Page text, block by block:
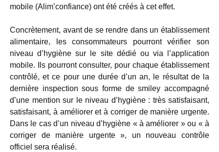
mobile (Alim’confiance) ont été créés à cet effet.
Concrètement, avant de se rendre dans un établissement
alimentaire, les consommateurs pourront vérifier son
niveau d’hygiène sur le site dédié ou via l’application
mobile. Ils pourront consulter, pour chaque établissement
contrôlé, et ce pour une durée d’un an, le résultat de la
dernière inspection sous forme de smiley accompagné
d’une mention sur le niveau d’hygiène : très satisfaisant,
satisfaisant, à améliorer et à corriger de manière urgente.
Dans le cas d’un niveau d’hygiène « à améliorer » ou « à
corriger de manière urgente », un nouveau contrôle
officiel sera réalisé.